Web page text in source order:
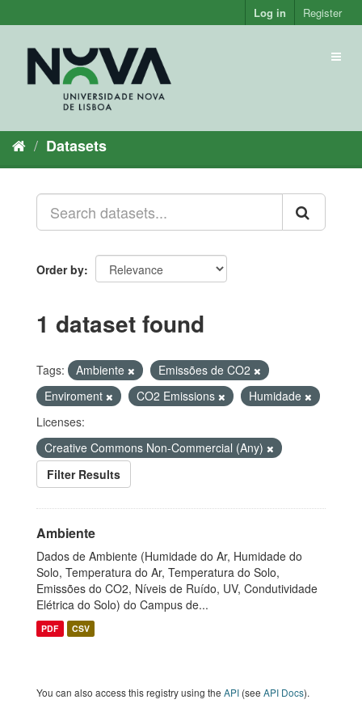
to
Log in Register
Datasets
Order by
1 dataset found
Tags: Ambiente
Emissões de CO2
Enviroment
CO2 Emissions
Humidade
Licenses:
Creative Commons Non-Commercial (Any)
Filter Results
Ambiente
Dados de Ambiente (Humidade do Ar, Humidade do
Solo, Temperatura do Ar, Temperatura do Solo,
Emissões do CO2, Níveis de Ruído, UV, Condutividade
Elétrica do Solo) do Campus de...
PDF CSV
You can also access this registry using the API (see API Docs).